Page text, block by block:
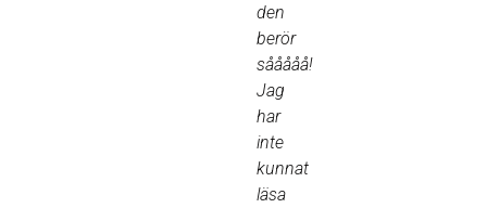
den
berör
sååååå!
Jag
har
inte
kunnat
läsa